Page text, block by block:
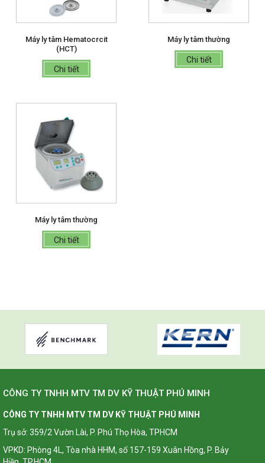
Máy ly tâm Hematocrcit
(HCT)
Chi tiết
Máy ly tâm thường
Chi tiết
Máy ly tâm thường
Chi tiết
CÔNG TY TNHH MTV TM DV KỸ THUẬT PHÚ MINH
CÔNG TY TNHH MTV TM DV KỸ THUẬT PHÚ MINH
Trụ sở: 359/2 Vườn Lài, P. Phú Thọ Hòa, TPHCM
VPKD: Phòng 4L, Tòa nhà HHM, số 157-159 Xuân Hồng, P. Bảy